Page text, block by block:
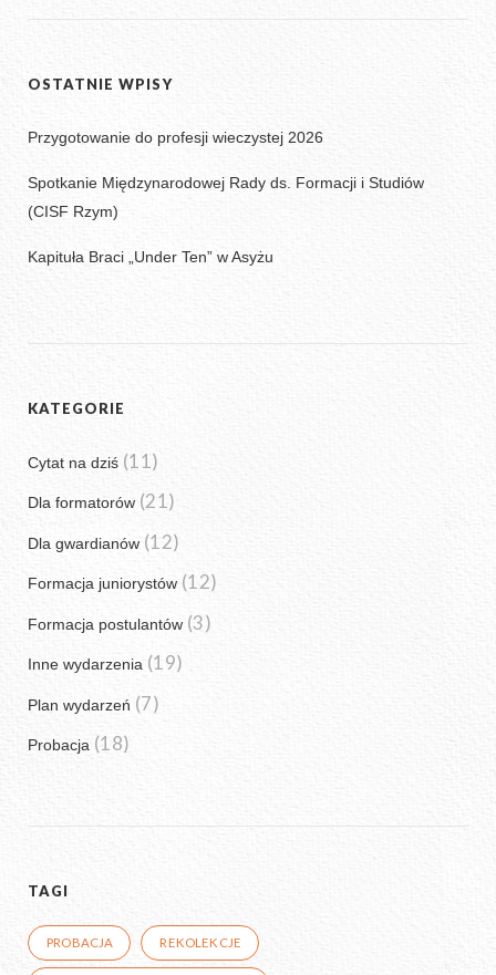
OSTATNIE WPISY
Przygotowanie do profesji wieczystej 2026
Spotkanie Międzynarodowej Rady ds. Formacji i Studiów
(CISF Rzym)
Kapituła Braci „Under Ten” w Asyżu
KATEGORIE
Cytat na dziś (11)
Dla formatorów (21)
Dla gwardianów (12)
Formacja juniorystów (12)
Formacja postulantów (3)
Inne wydarzenia (19)
Plan wydarzeń (7)
Probacja (18)
TAGI
PROBACJA REKOLEKCJE